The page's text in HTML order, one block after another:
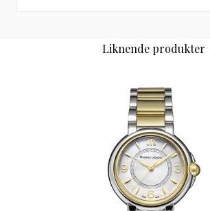
Liknende produkter